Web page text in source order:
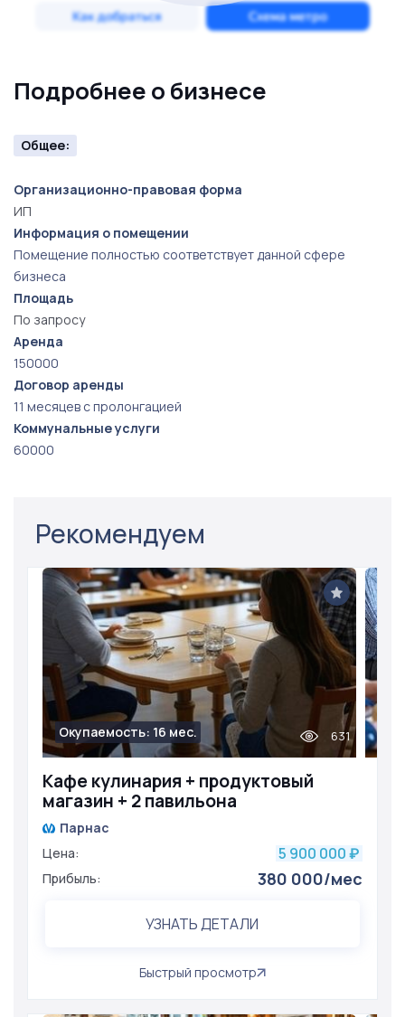
Подробнее о бизнесе
Общее:
Организационно-правовая форма
ИП
Информация о помещении
Помещение полностью соответствует данной сфере
бизнеса
Площадь
По запросу
Аренда
150000
Договор аренды
11 месяцев с пролонгацией
Коммунальные услуги
60000
Рекомендуем
Кафе кулинария + продуктовый
магазин + 2 павильона
Окупаемость: 16 мес. 631
Парнас
Цена:
5 900 000 ₽
Прибыль: 380 000/мес
УЗНАТЬ ДЕТАЛИ
Быстрый просмотр